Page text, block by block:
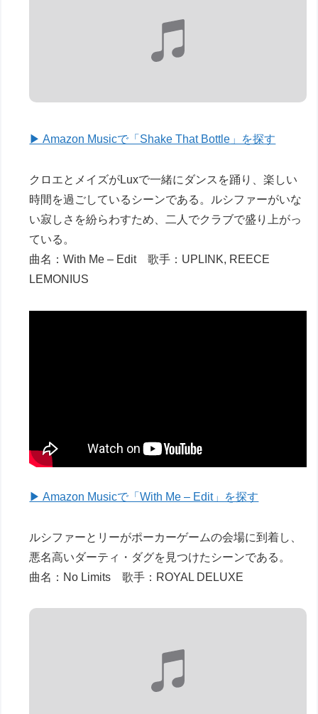
▶ Amazon Musicで「Shake That Bottle」を探す
クロエとメイズがLuxで一緒にダンスを踊り、楽しい
時間を過ごしているシーンである。ルシファーがいな
い寂しさを紛らわすため、二人でクラブで盛り上がっ
ている。
曲名：With Me – Edit 歌手：UPLINK, REECE
LEMONIUS
▶ Amazon Musicで「With Me – Edit」を探す
ルシファーとリーがポーカーゲームの会場に到着し、
悪名高いダーティ・ダグを見つけたシーンである。
曲名：No Limits 歌手：ROYAL DELUXE